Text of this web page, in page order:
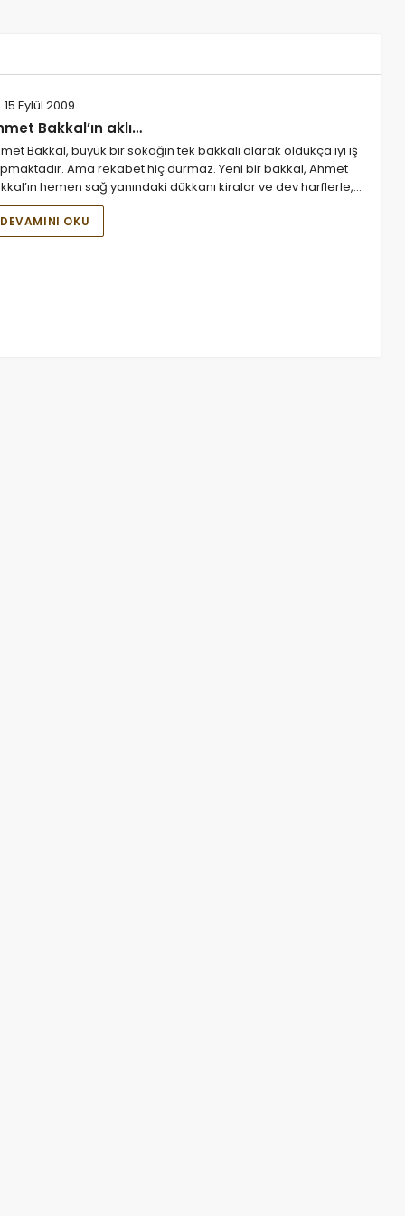
15 Eylül 2009
Bakkal’ın aklı…
Bakkal, büyük bir sokağın tek bakkalı olarak oldukça iyi iş
Ama rekabet hiç durmaz. Yeni bir bakkal, Ahmet
hemen sağ yanındaki dükkanı kiralar ve dev harflerle,…
DEVAMINI OKU